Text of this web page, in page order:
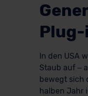
In den USA
Staub auf –
bewegt sich
halben Jahr